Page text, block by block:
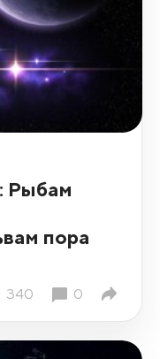
Рыбам
пора
340 0